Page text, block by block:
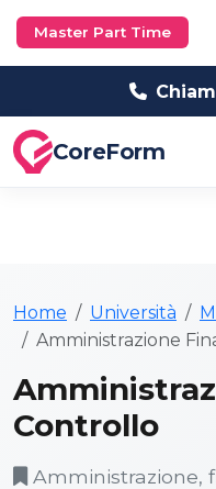
CoreForm
Home Università
Amministrazione
Master Part Time
Controllo
Amministrazione,